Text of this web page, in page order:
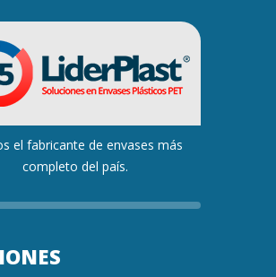
el fabricante de envases más
completo del país.